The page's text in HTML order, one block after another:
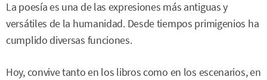
La poesía es una de las expresiones más antiguas y
versátiles de la humanidad. Desde tiempos primigenios ha
cumplido diversas funciones.
Hoy, convive tanto en los libros como en los escenarios, en